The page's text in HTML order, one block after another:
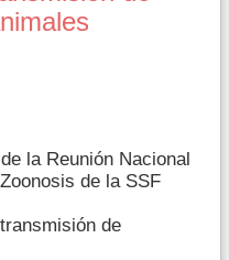
la Reunión Nacional
de la SSF
de